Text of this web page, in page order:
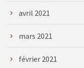
avril 2021
mars 2021
février 2021